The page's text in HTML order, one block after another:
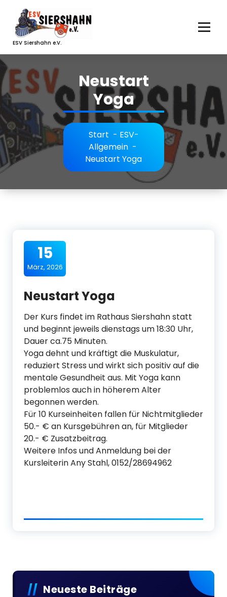
Inhalt
springen
ESV Siershahn e.V.
Neustart
Yoga
Start - ESV-
Allgemein-
Neustart Yoga
15
März, 2026
Neustart Yoga
Der Kurs findet im Rathaus Siershahn statt
und beginnt jeweils dienstags um 18:30 Uhr,
Dauer ca.75 Minuten.
Yoga dehnt und kräftigt die Muskulatur,
reduziert Stress und wirkt sich positiv auf die
mentale Gesundheit aus. Mit Yoga kann
problemlos auch in höherem Alter
begonnen werden.
Für 10 Kurseinheiten fallen für Nichtmitglieder
50.- € an Kursgebühren an, für Mitglieder
20.- € Zusatzbeitrag.
Weitere Infos und Anmeldung bei der
Kursleiterin Any Stahl, 0152/28694962
Neueste Beiträge